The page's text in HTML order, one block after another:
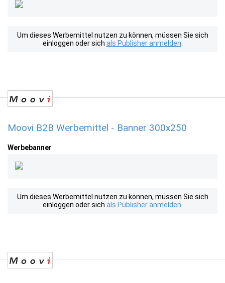
Um dieses Werbemittel nutzen zu können, müssen Sie sich
einloggen oder sich als Publisher anmelden
Moovi B2B Werbemittel - Banner 300x250
Werbebanner
Um dieses Werbemittel nutzen zu können, müssen Sie sich
einloggen oder sich als Publisher anmelden